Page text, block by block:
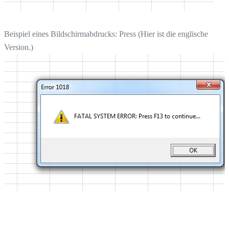
Beispiel eines Bildschirmabdrucks: Press (Hier ist die englische
Version.)